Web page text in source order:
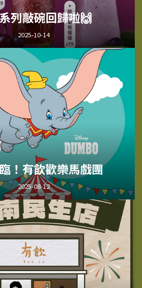
列敲碗回歸啦🙌
2025-10-14
！有飲歡樂馬戲團
2025-08-12